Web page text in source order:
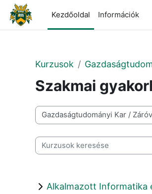
Tovább a fő tartalomhoz
Kezdőoldal
Információk
Kurzusok
Szakmai
Kurzuskategóriák
Kurzusok keresése
Alkalmazott Informatika